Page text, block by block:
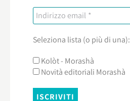
Seleziona lista (o più di una):
Kolòt - Morashà
Novità editoriali Morashà